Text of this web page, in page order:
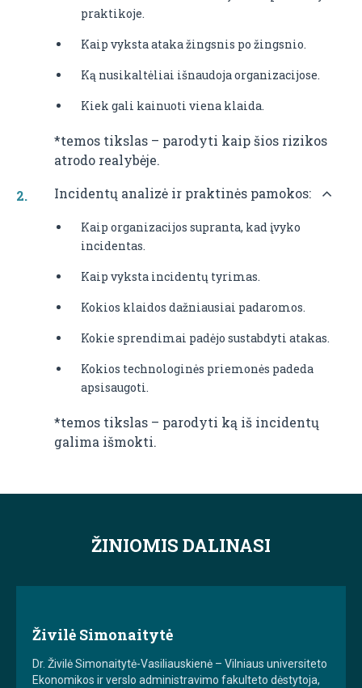
praktikoje.
Kaip vyksta ataka žingsnis po žingsnio.
Ką nusikaltėliai išnaudoja organizacijose.
Kiek gali kainuoti viena klaida.
*temos tikslas – parodyti kaip šios rizikos
atrodo realybėje.
Incidentų analizė ir praktinės pamokos:
Kaip organizacijos supranta, kad įvyko
incidentas.
Kaip vyksta incidentų tyrimas.
Kokios klaidos dažniausiai padaromos.
Kokie sprendimai padėjo sustabdyti atakas.
Kokios technologinės priemonės padeda
apsisaugoti.
*temos tikslas – parodyti ką iš incidentų
galima išmokti.
ŽINIOMIS DALINASI
Živilė Simonaitytė
Dr. Živilė Simonaitytė-Vasiliauskienė – Vilniaus universiteto
Ekonomikos ir verslo administravimo fakulteto dėstytoja,